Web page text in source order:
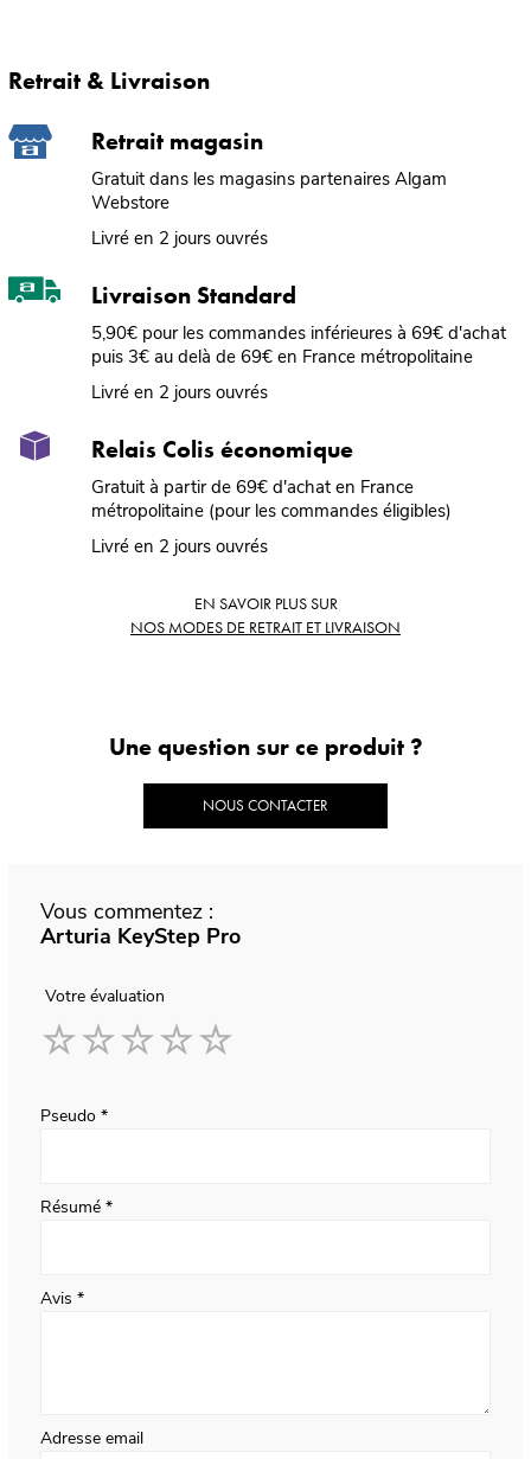
Retrait & Livraison
Retrait magasin
Gratuit dans les magasins partenaires Algam
Webstore
Livré en 2 jours ouvrés
Livraison Standard
5,90€ pour les commandes inférieures à 69€ d'achat
puis 3€ au delà de 69€ en France métropolitaine
Livré en 2 jours ouvrés
Relais Colis économique
Gratuit à partir de 69€ d'achat en France
métropolitaine (pour les commandes éligibles)
Livré en 2 jours ouvrés
EN SAVOIR PLUS SUR
NOS MODES DE RETRAIT ET LIVRAISON
Une question sur ce produit ?
NOUS CONTACTER
Vous commentez :
Arturia KeyStep Pro
Votre évaluation
Pseudo
Résumé
Avis
Adresse email